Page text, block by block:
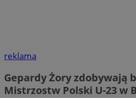
reklama
Gepardy Żory zdobywają
Mistrzostw Polski U-23 w